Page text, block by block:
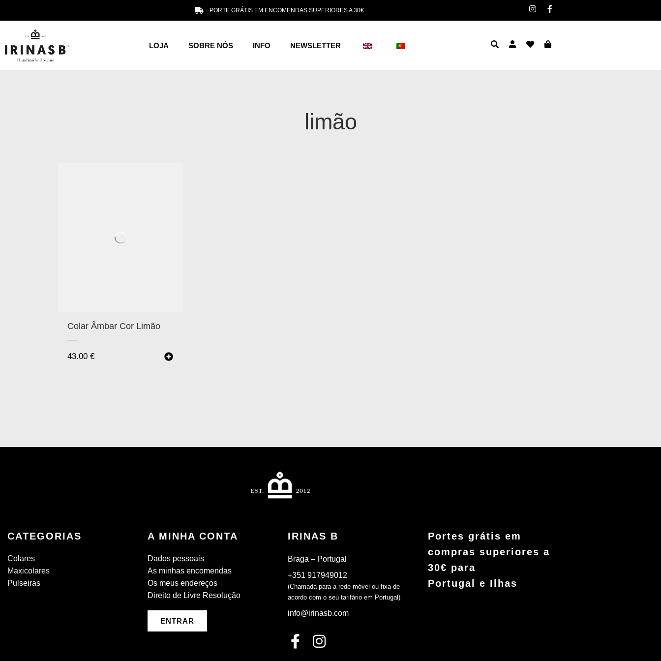
PORTE GRÁTIS EM ENCOMENDAS SUPERIORES A 30€
LOJA SOBRE NÓS INFO NEWSLETTER
limão
Colar Âmbar Cor Limão
43.00 €
CATEGORIAS
Colares
Maxicolares
Pulseiras
A MINHA CONTA
Dados pessoais
As minhas encomendas
Os meus endereços
Direito de Livre Resolução
ENTRAR
IRINAS B
Braga – Portugal
+351 917949012
(Chamada para a rede móvel ou fixa de
acordo com o seu tarifário em Portugal)
info@irinasb.com
Portes grátis em
compras superiores a
30€ para
Portugal e Ilhas